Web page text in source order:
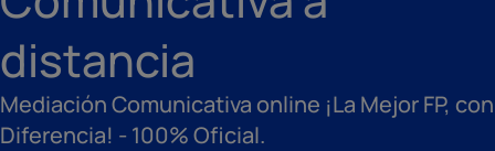
distancia
Mediación Comunicativa online ¡La Mejor FP, con
Diferencia! - 100% Oficial.